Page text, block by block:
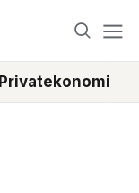
Privatekonomi